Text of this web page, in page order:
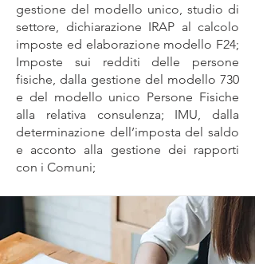
gestione del modello unico, studio di
settore, dichiarazione IRAP al calcolo
imposte ed elaborazione modello F24;
Imposte sui redditi delle persone
fisiche, dalla gestione del modello 730
e del modello unico Persone Fisiche
alla relativa consulenza; IMU, dalla
determinazione dell’imposta del saldo
e acconto alla gestione dei rapporti
con i Comuni;